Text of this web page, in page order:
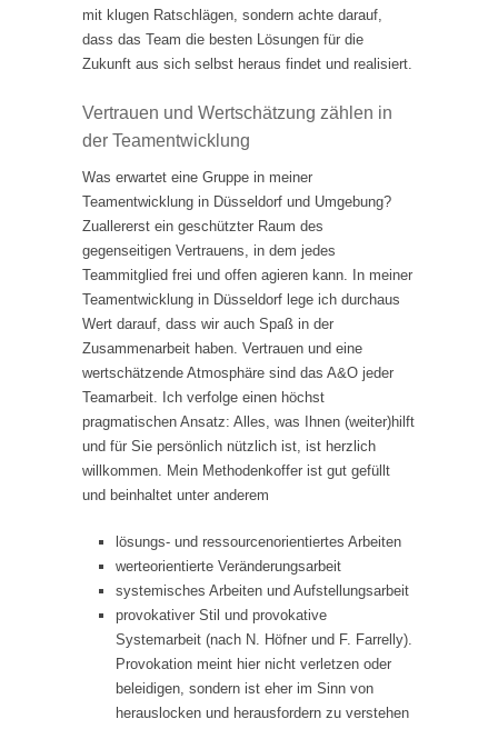
mit klugen Ratschlägen, sondern achte darauf,
dass das Team die besten Lösungen für die
Zukunft aus sich selbst heraus findet und realisiert.
Vertrauen und Wertschätzung zählen in
der Teamentwicklung
Was erwartet eine Gruppe in meiner
Teamentwicklung in Düsseldorf und Umgebung?
Zuallererst ein geschützter Raum des
gegenseitigen Vertrauens, in dem jedes
Teammitglied frei und offen agieren kann. In meiner
Teamentwicklung in Düsseldorf lege ich durchaus
Wert darauf, dass wir auch Spaß in der
Zusammenarbeit haben. Vertrauen und eine
wertschätzende Atmosphäre sind das A&O jeder
Teamarbeit. Ich verfolge einen höchst
pragmatischen Ansatz: Alles, was Ihnen (weiter)hilft
und für Sie persönlich nützlich ist, ist herzlich
willkommen. Mein Methodenkoffer ist gut gefüllt
und beinhaltet unter anderem
lösungs- und ressourcenorientiertes Arbeiten
werteorientierte Veränderungsarbeit
systemisches Arbeiten und Aufstellungsarbeit
provokativer Stil und provokative
Systemarbeit (nach N. Höfner und F. Farrelly).
Provokation meint hier nicht verletzen oder
beleidigen, sondern ist eher im Sinn von
herauslocken und herausfordern zu verstehen